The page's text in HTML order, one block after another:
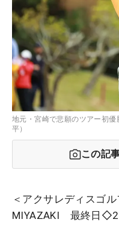
地元・宮崎で悲願のツアー初
平）
この記
＜アクサレディスゴ
MIYAZAKI 最終日